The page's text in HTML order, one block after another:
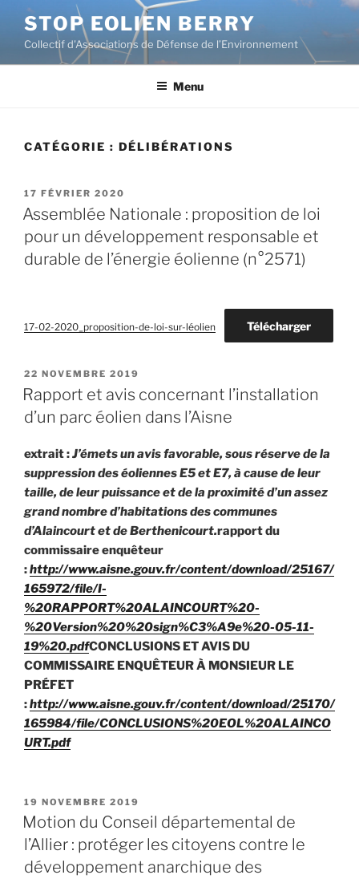
contenu
principal
STOP EOLIEN BERRY
Collectif d'Associations de Défense de l’Environnement
Menu
CATÉGORIE : DÉLIBÉRATIONS
PUBLIÉ
LE
17 FÉVRIER 2020
Assemblée Nationale : proposition de loi
pour un développement responsable et
durable de l’énergie éolienne (n°2571)
17-02-2020_proposition-de-loi-sur-léolien Télécharger
PUBLIÉ
LE
22 NOVEMBRE 2019
Rapport et avis concernant l’installation
d’un parc éolien dans l’Aisne
extrait :J’émets un avis favorable, sous réserve de la
suppression des éoliennes E5 et E7, à cause de leur
taille, de leur puissance et de la proximité d’un assez
grand nombre d’habitations des communes
d’Alaincourt et de Berthenicourt.rapport du
commissaire enquêteur
:http://www.aisne.gouv.fr/content/download/25167/
165972/file/I-
%20RAPPORT%20ALAINCOURT%20-
%20Version%20%20sign%C3%A9e%20-05-11-
19%20.pdfCONCLUSIONS ET AVIS DU
COMMISSAIRE ENQUÊTEUR À MONSIEUR LE
PRÉFET
:http://www.aisne.gouv.fr/content/download/25170/
165984/file/CONCLUSIONS%20EOL%20ALAINCO
URT.pdf
PUBLIÉ
LE
19 NOVEMBRE 2019
Motion du Conseil départemental de
l’Allier : protéger les citoyens contre le
développement anarchique des